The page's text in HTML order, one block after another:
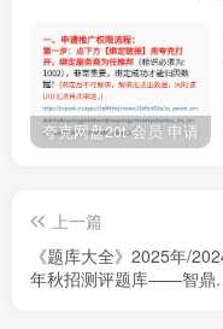
夸克网盘20t 会员 申请
上一篇
《题库大全》2025年/
年秋招测评题库——智鼎